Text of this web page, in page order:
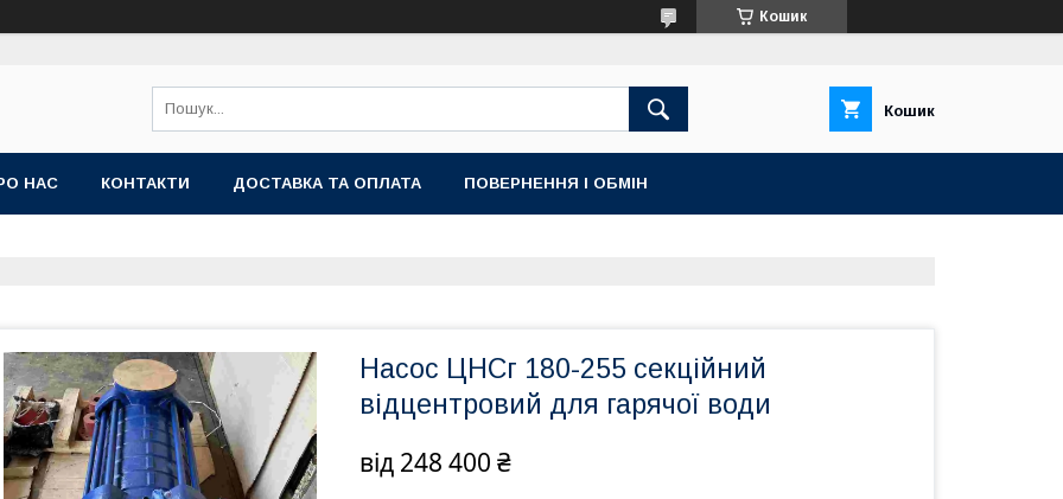
Кошик
Кошик
НАС КОНТАКТИ ДОСТАВКА ТА ОПЛАТА ПОВЕРНЕННЯ І ОБМІН
Насос ЦНСг 180-255 секційний
відцентровий для гарячої води
від 248 400 ₴